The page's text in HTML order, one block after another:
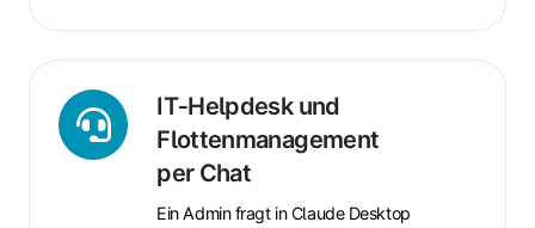
IT‑Helpdesk und
Flottenmanagement
per Chat
Ein Admin fragt in Claude Desktop
IT‑Helpdesk
und
Flottenmanagement